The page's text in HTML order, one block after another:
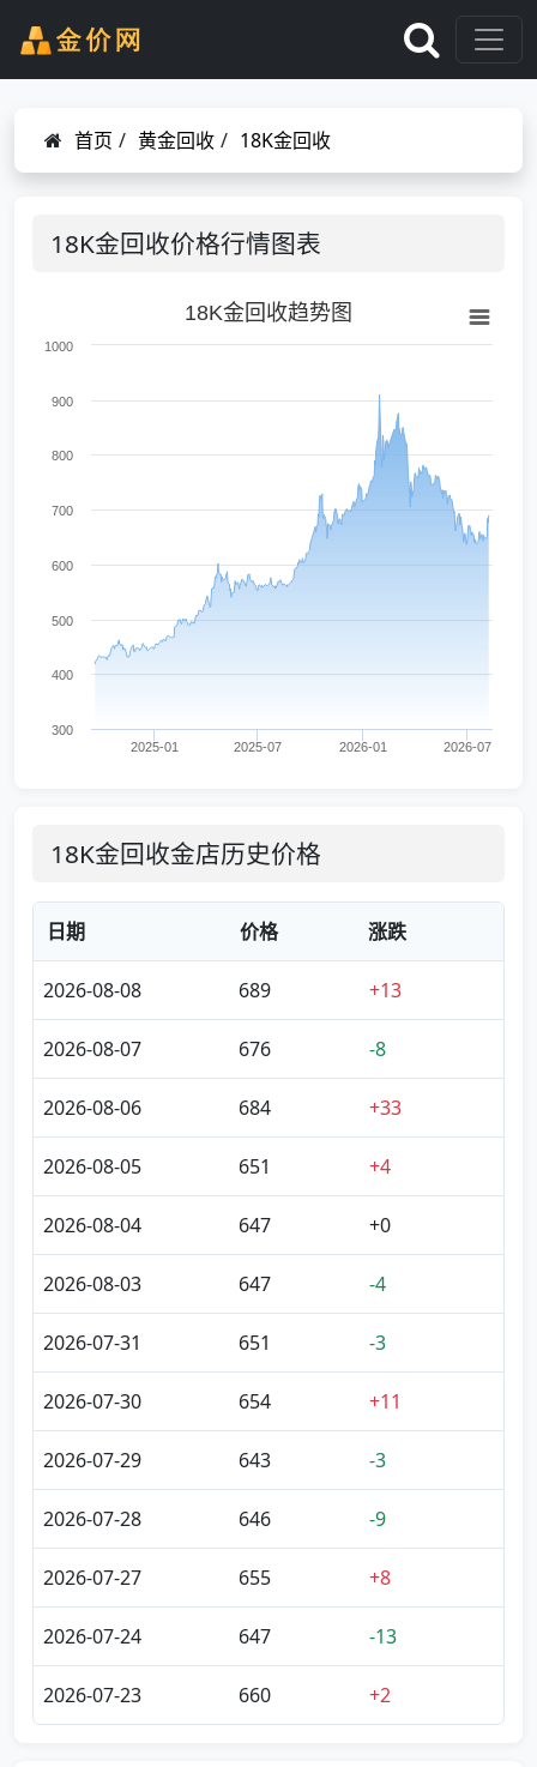
首页 / 黄金回收 / 18K金回收
18K金回收价格行情图表
18K金回收趋势图
2025-01 2025-07 2026-01 2026-07
300
400
500
600
700
800
900
1000
18K金回收金店历史价格
日期 价格 涨跌
2026-08-08 689 +13
2026-08-07 676 -8
2026-08-06 684 +33
2026-08-05 651 +4
2026-08-04 647 +0
2026-08-03 647 -4
2026-07-31 651 -3
2026-07-30 654 +11
2026-07-29 643 -3
2026-07-28 646 -9
2026-07-27 655 +8
2026-07-24 647 -13
2026-07-23 660 +2